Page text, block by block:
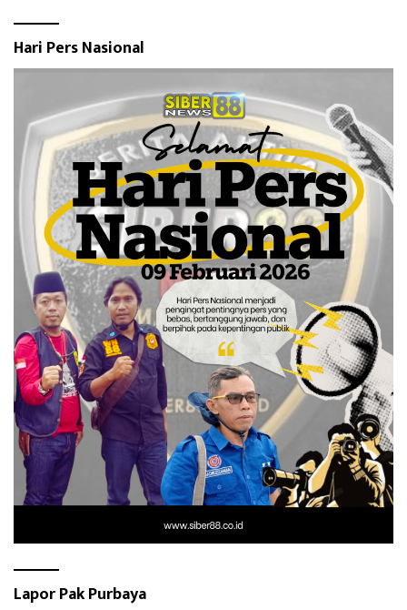
Hari Pers Nasional
Lapor Pak Purbaya